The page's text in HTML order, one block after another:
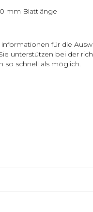
mm Blattlänge
für die
unterstützen bei der
so schnell als möglich.